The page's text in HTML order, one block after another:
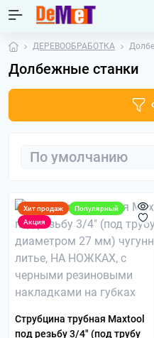
ДЕРЕВООБРАБОТКА
Долбежные станки
Хит продаж
Популярный
Акция
Струбцина трубная Maxtool
под резьбу 3/4" (под трубу